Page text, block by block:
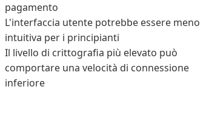
pagamento
L'interfaccia utente potrebbe essere meno
intuitiva per i principianti
Il livello di crittografia più elevato può
comportare una velocità di connessione
inferiore